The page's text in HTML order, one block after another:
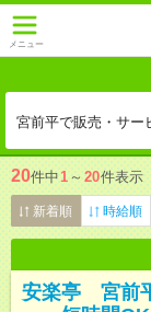
メニュー
宮前平で販売・サー
20件中1 ～ 20件表示
新着順 時給順
安楽亭 宮前